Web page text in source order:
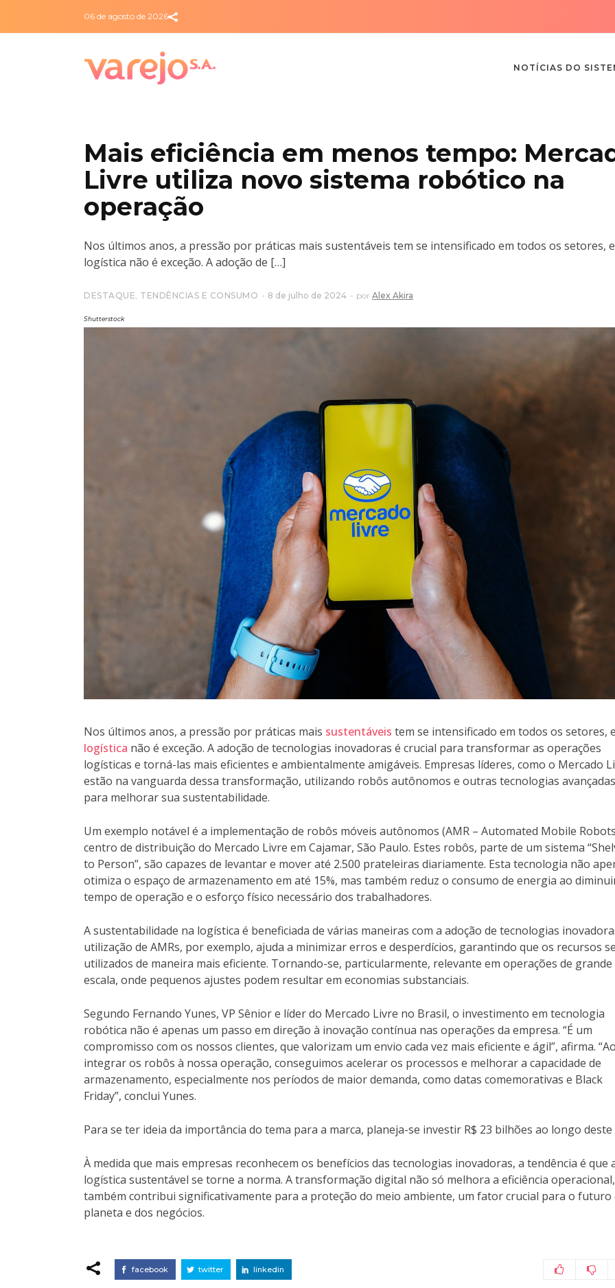
06 de agosto de 2026
NOTÍCIAS DO
Mais eficiência em menos tempo:
Livre utiliza novo sistema robótico na
operação
Nos últimos anos, a pressão por práticas mais sustentáveis tem se intensificado em todos os setores,
logística não é exceção. A adoção de […]
DESTAQUE, TENDÊNCIAS E CONSUMO 8 de julho de 2024 por Alex Akira
Shutterstock
Nos últimos anos, a pressão por práticas mais sustentáveis tem se intensificado em todos os setores,
logística não é exceção. A adoção de tecnologias inovadoras é crucial para transformar as operações
logísticas e torná-las mais eficientes e ambientalmente amigáveis. Empresas líderes, como o Mercado
estão na vanguarda dessa transformação, utilizando robôs autônomos e outras tecnologias avançadas
para melhorar sua sustentabilidade.
Um exemplo notável é a implementação de robôs móveis autônomos (AMR – Automated Mobile
centro de distribuição do Mercado Livre em Cajamar, São Paulo. Estes robôs, parte de um sistema
to Person”, são capazes de levantar e mover até 2.500 prateleiras diariamente. Esta tecnologia não
otimiza o espaço de armazenamento em até 15%, mas também reduz o consumo de energia ao
tempo de operação e o esforço físico necessário dos trabalhadores.
A sustentabilidade na logística é beneficiada de várias maneiras com a adoção de tecnologias
utilização de AMRs, por exemplo, ajuda a minimizar erros e desperdícios, garantindo que os recursos
utilizados de maneira mais eficiente. Tornando-se, particularmente, relevante em operações de grande
escala, onde pequenos ajustes podem resultar em economias substanciais.
Segundo Fernando Yunes, VP Sênior e líder do Mercado Livre no Brasil, o investimento em tecnologia
robótica não é apenas um passo em direção à inovação contínua nas operações da empresa. “É um
compromisso com os nossos clientes, que valorizam um envio cada vez mais eficiente e ágil”, afirma.
integrar os robôs à nossa operação, conseguimos acelerar os processos e melhorar a capacidade de
armazenamento, especialmente nos períodos de maior demanda, como datas comemorativas e Black
Friday”, conclui Yunes.
Para se ter ideia da importância do tema para a marca, planeja-se investir R$ 23 bilhões ao longo deste
À medida que mais empresas reconhecem os benefícios das tecnologias inovadoras, a tendência é que
logística sustentável se torne a norma. A transformação digital não só melhora a eficiência
também contribui significativamente para a proteção do meio ambiente, um fator crucial para o futuro
planeta e dos negócios.
facebook twitter linkedin